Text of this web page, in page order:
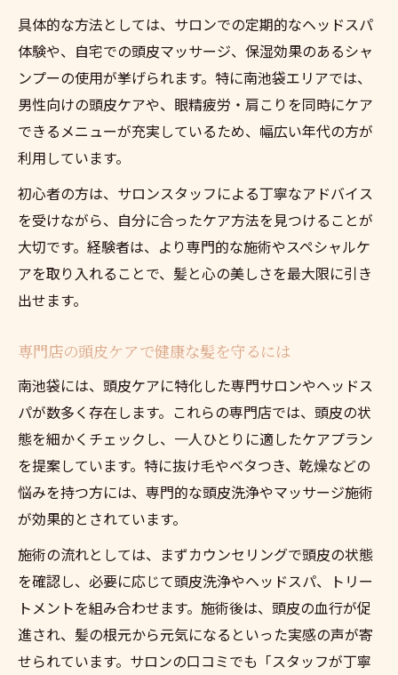
具体的な方法としては、サロンでの定期的なヘッドスパ
体験や、自宅での頭皮マッサージ、保湿効果のあるシャ
ンプーの使用が挙げられます。特に南池袋エリアでは、
男性向けの頭皮ケアや、眼精疲労・肩こりを同時にケア
できるメニューが充実しているため、幅広い年代の方が
利用しています。
初心者の方は、サロンスタッフによる丁寧なアドバイス
を受けながら、自分に合ったケア方法を見つけることが
大切です。経験者は、より専門的な施術やスペシャルケ
アを取り入れることで、髪と心の美しさを最大限に引き
出せます。
専門店の頭皮ケアで健康な髪を守るには
南池袋には、頭皮ケアに特化した専門サロンやヘッドス
パが数多く存在します。これらの専門店では、頭皮の状
態を細かくチェックし、一人ひとりに適したケアプラン
を提案しています。特に抜け毛やベタつき、乾燥などの
悩みを持つ方には、専門的な頭皮洗浄やマッサージ施術
が効果的とされています。
施術の流れとしては、まずカウンセリングで頭皮の状態
を確認し、必要に応じて頭皮洗浄やヘッドスパ、トリー
トメントを組み合わせます。施術後は、頭皮の血行が促
進され、髪の根元から元気になるといった実感の声が寄
せられています。サロンの口コミでも「スタッフが丁寧